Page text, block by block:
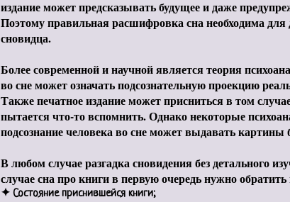
издание может предсказывать будущее и даже
Поэтому правильная расшифровка сна необходима
сновидца.
Более современной и научной является теория
во сне может означать подсознательную проекцию
Также печатное издание может присниться в том
пытается что-то вспомнить. Однако некоторые
подсознание человека во сне может выдавать
В любом случае разгадка сновидения без детального
случае сна про книги в первую очередь нужно
✦ Состояние приснившейся книги;